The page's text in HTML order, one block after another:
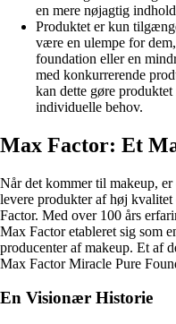
en mere nøjagtig
Produktet er kun
være en ulempe for
foundation eller en
med konkurrerende
kan dette gøre
individuelle behov.
Max Factor: Et
Når det kommer til makeup,
levere produkter af høj
Factor. Med over 100 års
Max Factor etableret sig som
producenter af makeup. Et af
Max Factor Miracle Pure
En Visionær Historie